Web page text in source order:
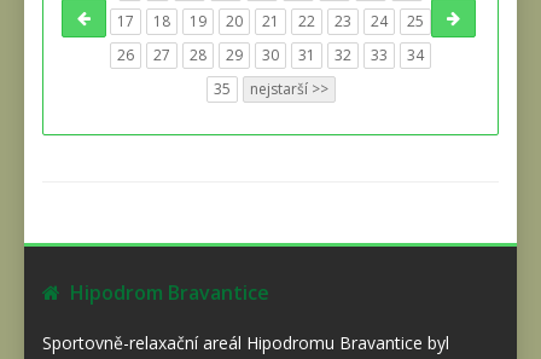
17
18 19 20 21 22 23 24
25
26
27 28 29 30 31 32 33
34
35
nejstarší >>
Hipodrom Bravantice
Sportovně-relaxační areál Hipodromu Bravantice byl